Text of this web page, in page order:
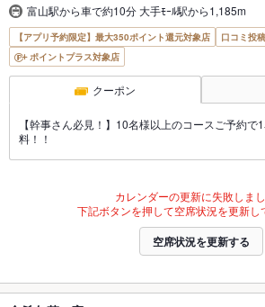
富山駅から車で約10分 大手ﾓｰﾙ駅から1,185m
【アプリ予約限定】最大350ポイント還元対象店
口コミ投
ポイントプラス対象店
クーポン
【幹事さん必見！】10名様以上のコースご予約で
料！！
カレンダーの更新に失敗しまし
下記ボタンを押して空席状況を更新し
空席状況を更新する